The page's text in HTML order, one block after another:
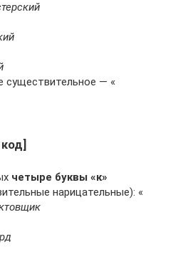
существительное — «
четыре буквы «к»
нарицательные): «